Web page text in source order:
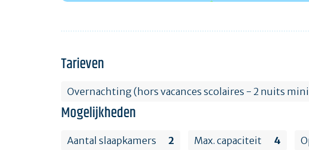
Tarieven
Overnachting (hors vacances scolaires - 2 nuits
Mogelijkheden
Aantal slaapkamers 2 Max. capaciteit 4